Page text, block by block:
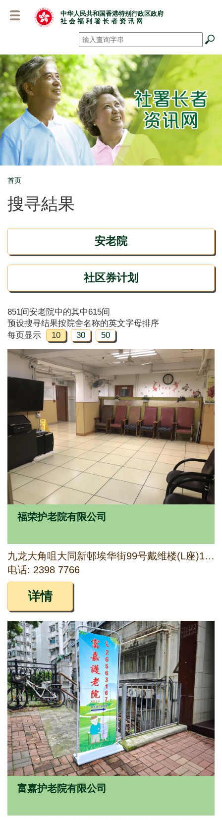
容
中华人民共和国香港特别行政区政府
社 会 福 利 署 长 者 资 讯 网
搜寻 *
Breadcrumb
首页
搜寻結果
安老院
社区券计划
851间安老院中的其中615间
预设搜寻结果按院舍名称的英文字母排序
每页显示
10 30 50
福荣护老院有限公司
九龙大角咀大同新邨埃华街99号戴维楼(L座)1字楼L1及L2室
电话: 2398 7766
详情
富嘉护老院有限公司